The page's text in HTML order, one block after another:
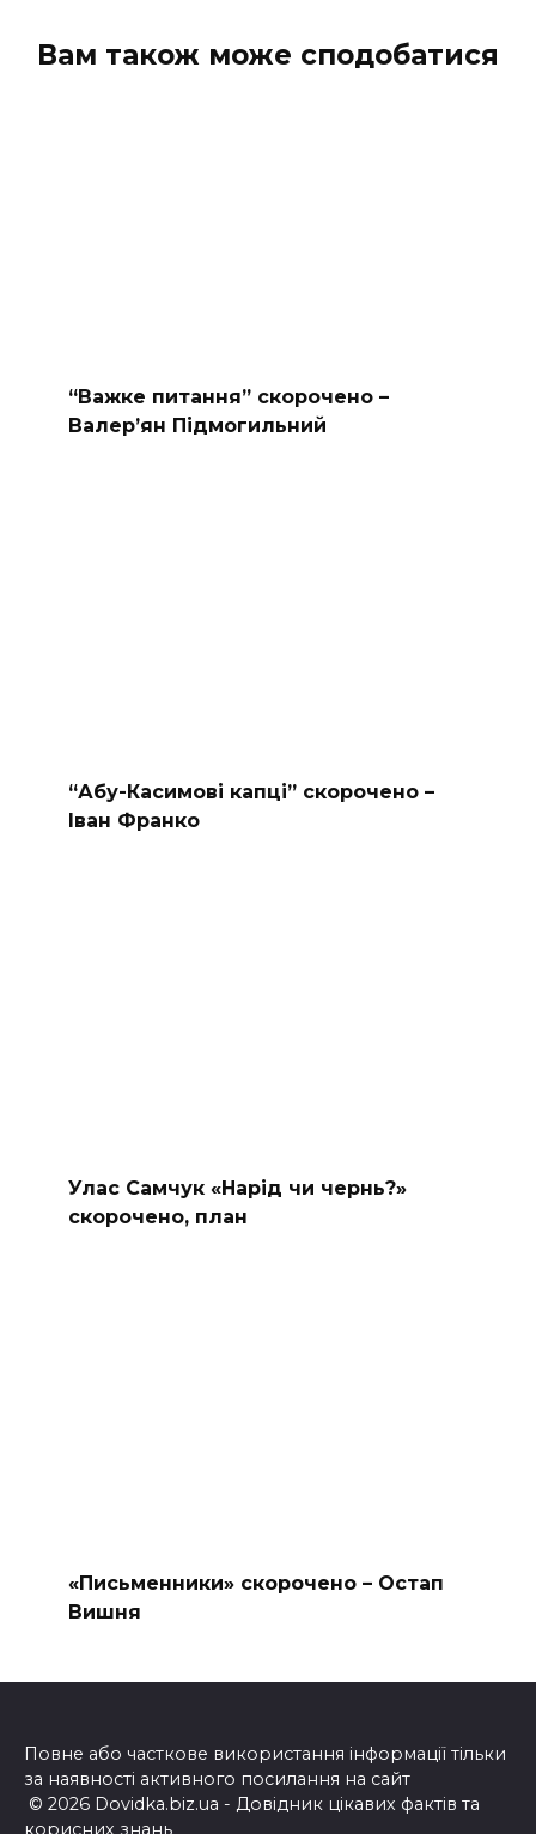
Вам також може сподобатися
“Важке питання” скорочено –
Валер’ян Підмогильний
“Абу-Касимові капці” скорочено –
Іван Франко
Улас Самчук «Нарід чи чернь?»
скорочено, план
«Письменники» скорочено – Остап
Вишня
Повне або часткове використання інформації тільки
за наявності активного посилання на сайт
© 2026 Dovidka.biz.ua - Довідник цікавих фактів та
корисних знань